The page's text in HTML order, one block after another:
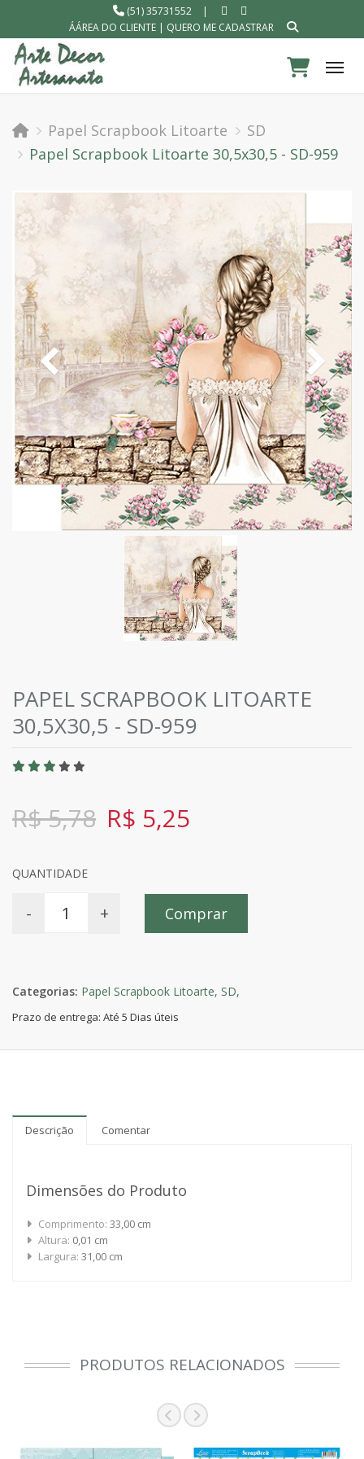
(51) 35731552
|
ÁÁREA DO CLIENTE| QUERO ME CADASTRAR
Papel Scrapbook Litoarte
SD
Papel Scrapbook Litoarte 30,5x30,5 - SD-959
PAPEL SCRAPBOOK LITOARTE
30,5X30,5 - SD-959
R$ 5,78 R$ 5,25
QUANTIDADE
- + Comprar
Categorias: Papel Scrapbook Litoarte, SD,
Prazo de entrega: Até 5 Dias úteis
Descrição Comentar
Dimensões do Produto
Comprimento: 33,00 cm
Altura: 0,01 cm
Largura: 31,00 cm
PRODUTOS RELACIONADOS